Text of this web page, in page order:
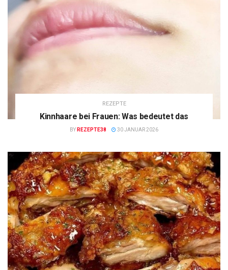
REZEPTE
Kinnhaare bei Frauen: Was bedeutet das
BY REZEPTE38 30 JANUAR 2026